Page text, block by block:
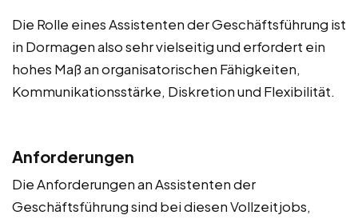
Die Rolle eines Assistenten der Geschäftsführung ist
in Dormagen also sehr vielseitig und erfordert ein
hohes Maß an organisatorischen Fähigkeiten,
Kommunikationsstärke, Diskretion und Flexibilität.
Anforderungen
Die Anforderungen an Assistenten der
Geschäftsführung sind bei diesen Vollzeitjobs,